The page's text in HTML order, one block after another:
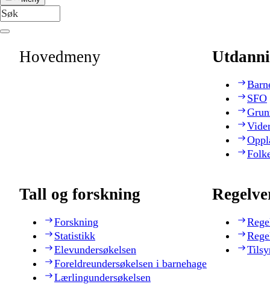
Hovedmeny
SFO
Tall og forskning
Forskning
Statistikk
Elevundersøkelsen
Foreldreundersøkelsen i barnehage
Lærlingundersøkelsen